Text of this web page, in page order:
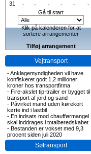
31
- - - - -
-
Gå til start
Klik på kalenderen for at
sortere arrangementer
Tilføj arrangement
Vejtransport
-Anklagemyndigheden vil have
konfiskeret godt 1,2 millioner
kroner hos transportfirma
- Fire-akslet tip-trailer er bygget til
transport af jord og sand
- Påvirket mand uden kørekort
kørte ind i lastbil
- En indsats mod chaufførmangel
skal inddrages i totalberedskabet
- Bestanden er vokset med 9,3
procent siden juli 2020
Søtransport